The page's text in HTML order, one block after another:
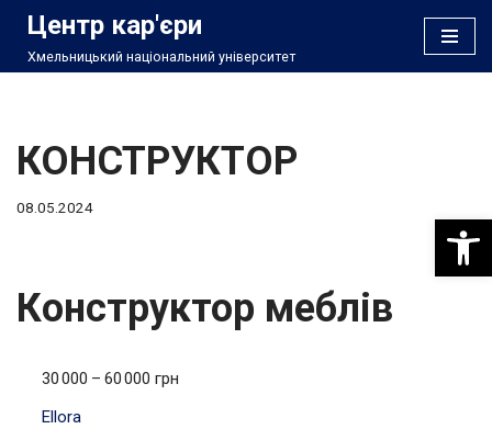
Перейти
Центр кар'єри
Хмельницький національний університет
КОНСТРУКТОР
08.05.2024
Конструктор меблів
30 000 – 60 000 грн
Ellora